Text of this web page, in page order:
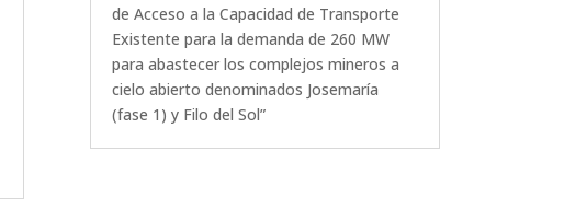
de Acceso a la Capacidad de Transporte
Existente para la demanda de 260 MW
para abastecer los complejos mineros a
cielo abierto denominados Josemaría
(fase 1) y Filo del Sol”